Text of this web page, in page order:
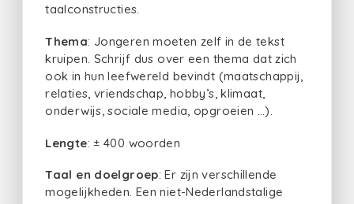
taalconstructies.
Thema: Jongeren moeten zelf in de tekst
kruipen. Schrijf dus over een thema dat zich
ook in hun leefwereld bevindt (maatschappij,
relaties, vriendschap, hobby’s, klimaat,
onderwijs, sociale media, opgroeien …).
Lengte: ± 400 woorden
Taal en doelgroep: Er zijn verschillende
mogelijkheden. Een niet-Nederlandstalige